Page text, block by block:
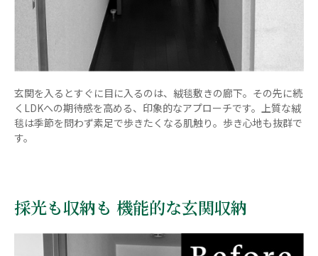
玄関を入るとすぐに目に入るのは、絨毯敷きの廊下。その先に続
くLDKへの期待感を高める、印象的なアプローチです。上質な絨
毯は季節を問わず素足で歩きたくなる肌触り。歩き心地も抜群で
す。
採光も収納も 機能的な玄関収納